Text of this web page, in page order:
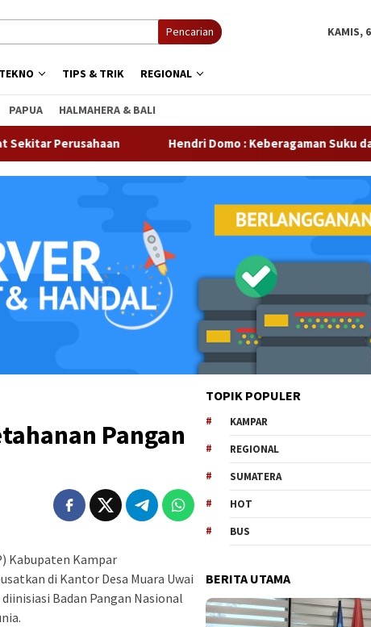
Pencarian KAMIS,
TEKNO TIPS & TRIK REGIONAL
PAPUA HALMAHERA & BALI
Hendri Domo : Keberagaman Suku dan Budaya di
Pangan
Kabupaten Kampar
di Kantor Desa Muara Uwai
Badan Pangan Nasional
TOPIK POPULER
KAMPAR
REGIONAL
SUMATERA
HOT
BUS
BERITA UTAMA